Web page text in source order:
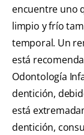
encuentre uno
limpio y frío
temporal. Un
está
Odontología
dentición,
está
dentición,